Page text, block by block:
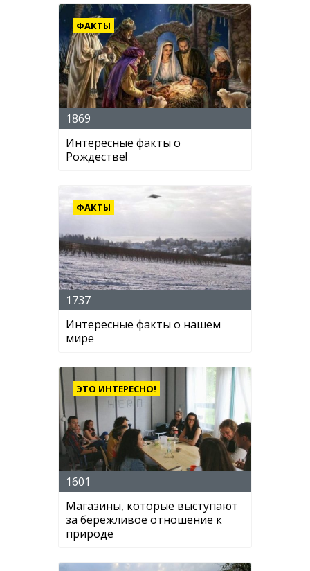
ФАКТЫ
1869
Интересные факты о
Рождестве!
ФАКТЫ
1737
Интересные факты о нашем
мире
ЭТО ИНТЕРЕСНО!
1601
Магазины, которые выступают
за бережливое отношение к
природе